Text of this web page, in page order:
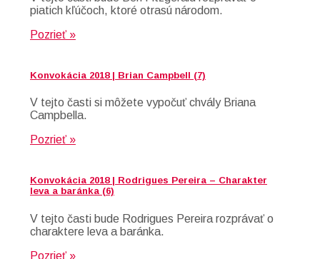
piatich kľúčoch, ktoré otrasú národom.
Pozrieť »
Konvokácia 2018 | Brian Campbell (7)
V tejto časti si môžete vypočuť chvály Briana
Campbella.
Pozrieť »
Konvokácia 2018 | Rodrigues Pereira – Charakter
leva a baránka (6)
V tejto časti bude Rodrigues Pereira rozprávať o
charaktere leva a baránka.
Pozrieť »